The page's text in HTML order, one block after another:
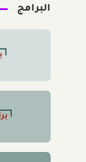
البرامج